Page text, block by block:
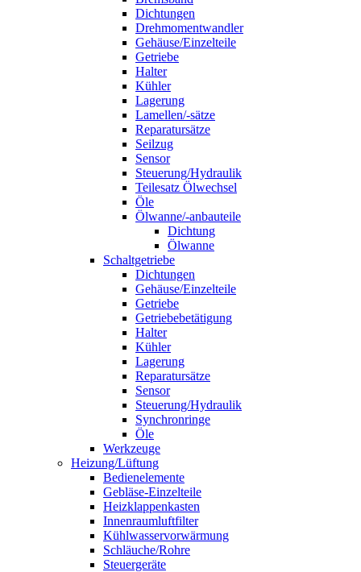
Dichtungen
Drehmomentwandler
Gehäuse/Einzelteile
Getriebe
Halter
Kühler
Lagerung
Lamellen/-sätze
Reparatursätze
Seilzug
Sensor
Steuerung/Hydraulik
Teilesatz Ölwechsel
Öle
Ölwanne/-anbauteile
Dichtung
Ölwanne
Schaltgetriebe
Dichtungen
Gehäuse/Einzelteile
Getriebe
Getriebebetätigung
Halter
Kühler
Lagerung
Reparatursätze
Sensor
Steuerung/Hydraulik
Synchronringe
Öle
Werkzeuge
Heizung/Lüftung
Bedienelemente
Gebläse-Einzelteile
Heizklappenkasten
Innenraumluftfilter
Kühlwasservorwärmung
Schläuche/Rohre
Steuergeräte